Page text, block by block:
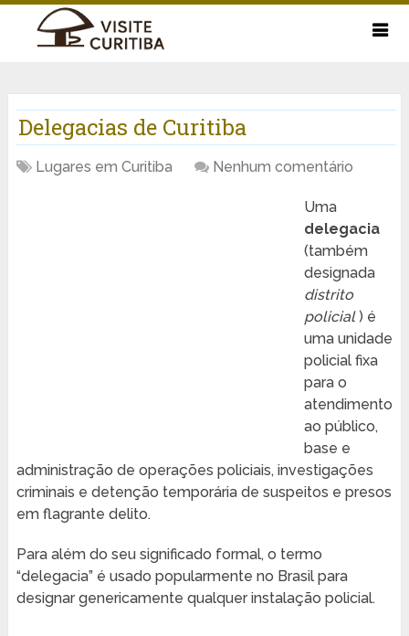
Delegacias de Curitiba
Lugares em Curitiba Nenhum comentário
Uma
delegacia
(também
designada
distrito
policial) é
uma unidade
policial fixa
para o
atendimento
ao público,
base e
administração de operações policiais, investigações
criminais e detenção temporária de suspeitos e presos
em flagrante delito.
Para além do seu significado formal, o termo
“delegacia” é usado popularmente no Brasil para
designar genericamente qualquer instalação policial.